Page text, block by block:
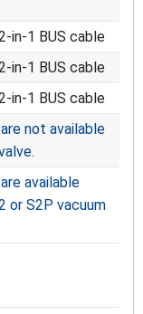
in-1 BUS cable
in-1 BUS cable
in-1 BUS cable
not available
available
or S2P vacuum